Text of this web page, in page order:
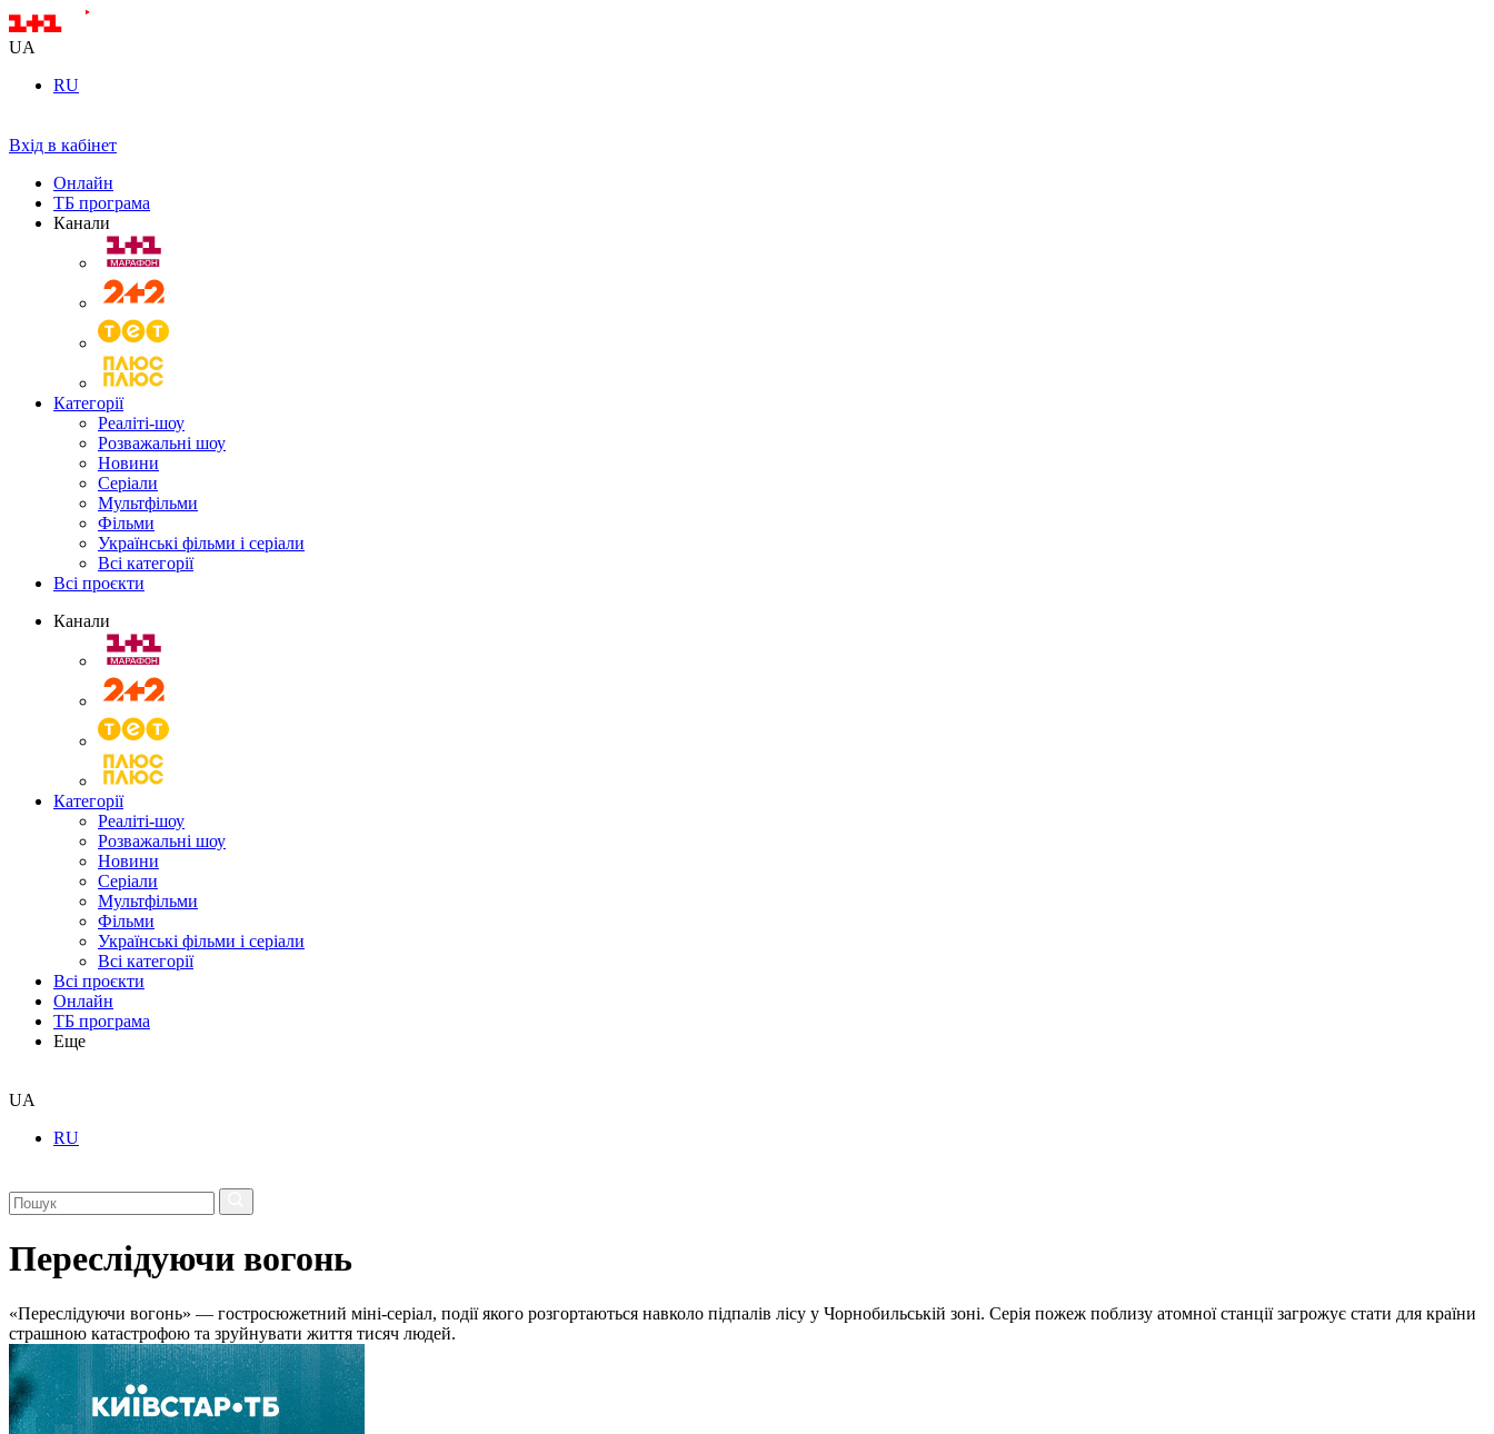
UA
RU
Вхід в кабінет
Онлайн
ТБ програма
Канали
Категорії
Реаліті-шоу
Розважальні шоу
Новини
Серіали
Мультфільми
Фільми
Українські фільми і серіали
Всі категорії
Всі проєкти
Канали
Категорії
Реаліті-шоу
Розважальні шоу
Новини
Серіали
Мультфільми
Фільми
Українські фільми і серіали
Всі категорії
Всі проєкти
Онлайн
ТБ програма
Еще
UA
RU
Переслідуючи вогонь
«Переслідуючи вогонь» — гостросюжетний міні-серіал, події якого розгортаються навколо підпалів лісу у Чорнобильській зоні. Серія пожеж поблизу атомної станції загрожує стати для країни
страшною катастрофою та зруйнувати життя тисяч людей.